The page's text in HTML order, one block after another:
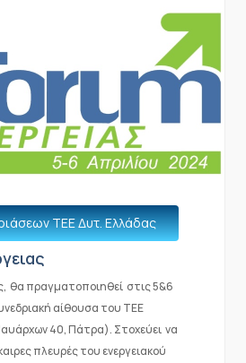
ΤΕΕ Δυτ. Ελλάδας
θα πραγματοποιηθεί στις 5&6
αίθουσα του ΤΕΕ
40, Πάτρα). Στοχεύει να
πλευρές του ενεργειακού